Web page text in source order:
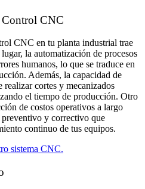
Control CNC
CNC en tu planta industrial trae
la automatización de procesos
humanos, lo que se traduce en
Además, la capacidad de
realizar cortes y mecanizados
el tiempo de producción. Otro
de costos operativos a largo
y correctivo que
continuo de tus equipos.
sistema CNC.